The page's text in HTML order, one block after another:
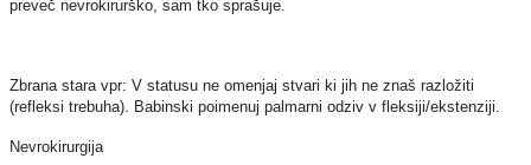
preveč nevrokirurško, sam tko sprašuje.
Zbrana stara vpr: V statusu ne omenjaj stvari ki jih ne znaš razložiti
(refleksi trebuha). Babinski poimenuj palmarni odziv v fleksiji/ekstenziji.
Nevrokirurgija